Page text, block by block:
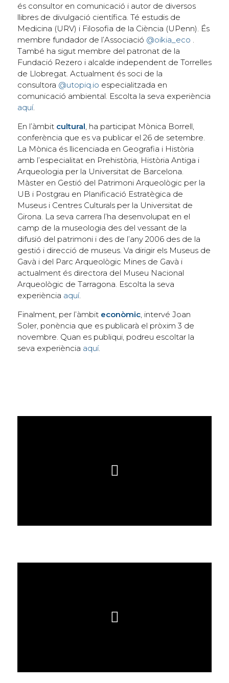
és consultor en comunicació i autor de diversos
llibres de divulgació científica. Té estudis de
Medicina (URV) i Filosofia de la Ciència (UPenn). És
membre fundador de l’Associació @oikia_eco
També ha sigut membre del patronat de la
Fundació Rezero i alcalde independent de Torrelles
de Llobregat. Actualment és soci de la
consultora @utopiq.io especialitzada en
comunicació ambiental. Escolta la seva experiència
aquí.
En l’àmbit cultural , ha participat Mònica Borrell,
conferència que es va publicar el 26 de setembre.
La Mònica és llicenciada en Geografia i Història
amb l’especialitat en Prehistòria, Història Antiga i
Arqueologia per la Universitat de Barcelona.
Màster en Gestió del Patrimoni Arqueològic per la
UB i Postgrau en Planificació Estratègica de
Museus i Centres Culturals per la Universitat de
Girona. La seva carrera l’ha desenvolupat en el
camp de la museologia des del vessant de la
difusió del patrimoni i des de l’any 2006 des de la
gestió i direcció de museus. Va dirigir els Museus de
Gavà i del Parc Arqueològic Mines de Gavà i
actualment és directora del Museu Nacional
Arqueològic de Tarragona. Escolta la seva
experiència aquí.
Finalment, per l’àmbit econòmic, intervé Joan
Soler, ponència que es publicarà el pròxim 3 de
novembre. Quan es publiqui, podreu escoltar la
seva experiència aquí.